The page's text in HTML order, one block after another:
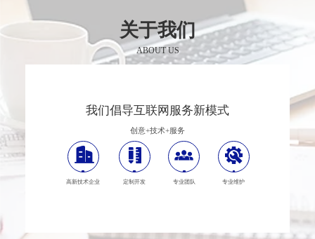
关于我们
ABOUT US
我们倡导互联网服务新模式
创意+技术+服务
高新技术企业 定制开发 专业团队 专业维护